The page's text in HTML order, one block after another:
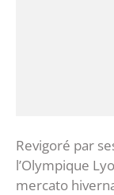
Revigoré par
l’Olympique
mercato